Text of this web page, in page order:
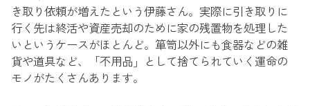
き取り依頼が増えたという伊藤さん。実際に引き取りに
行く先は終活や資産売却のために家の残置物を処理した
いというケースがほとんど。箪笥以外にも食器などの雑
貨や道具など、「不用品」として捨てられていく運命の
モノがたくさんあります。